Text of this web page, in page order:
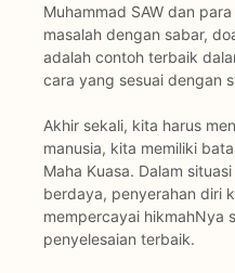
Muhammad SAW dan
masalah dengan sabar,
adalah contoh terbaik
cara yang sesuai dengan
Akhir sekali, kita harus
manusia, kita memiliki
Maha Kuasa. Dalam
berdaya, penyerahan diri
mempercayai hikmahNya
penyelesaian terbaik.